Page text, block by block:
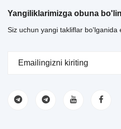
Yangiliklarimizga obuna
Siz uchun yangi takliflar